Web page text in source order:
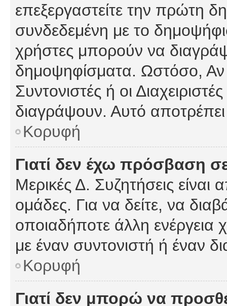
επεξεργαστείτε την πρώτη
συνδεδεμένη με το
χρήστες μπορούν να
δημοψηφίσματα. Ωστόσο, Αν
Συντονιστές ή οι
διαγράψουν. Αυτό
Κορυφή
Γιατί δεν έχω πρόσβαση
Μερικές Δ. Συζητήσεις είναι
ομάδες. Για να δείτε, να
οποιαδήποτε άλλη ενέργεια
με έναν συντονιστή ή έναν
Κορυφή
Γιατί δεν μπορώ να